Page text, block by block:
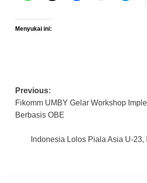
Menyukai ini:
Post
navigation
Previous:
Fikomm UMBY Gelar Workshop
Berbasis OBE
Indonesia Lolos Piala Asia U-